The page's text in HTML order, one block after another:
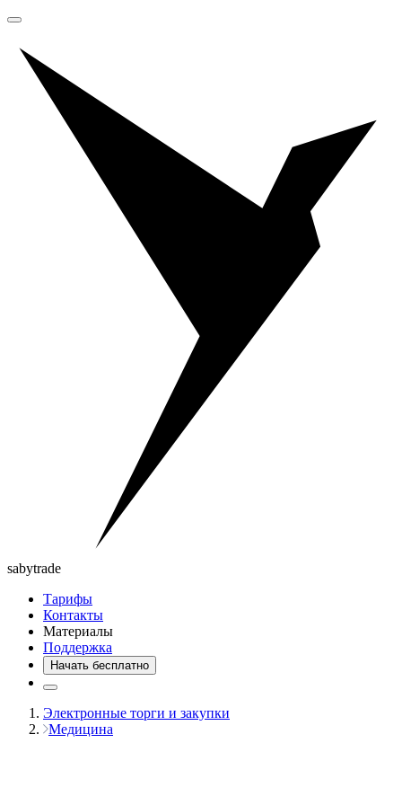
sabytrade
Тарифы
Контакты
Материалы
Поддержка
Начать бесплатно
Электронные торги и закупки
Медицина